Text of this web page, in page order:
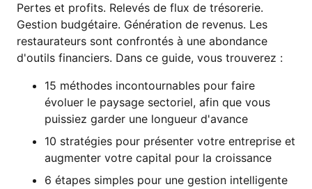
Pertes et profits. Relevés de flux de trésorerie.
Gestion budgétaire. Génération de revenus. Les
restaurateurs sont confrontés à une abondance
d'outils financiers. Dans ce guide, vous trouverez :
15 méthodes incontournables pour faire
évoluer le paysage sectoriel, afin que vous
puissiez garder une longueur d'avance
10 stratégies pour présenter votre entreprise et
augmenter votre capital pour la croissance
6 étapes simples pour une gestion intelligente